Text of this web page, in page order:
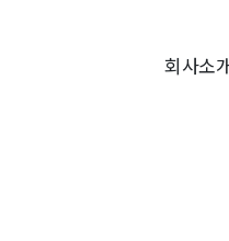
회사소